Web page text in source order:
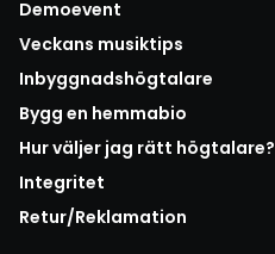
Demoevent
Veckans musiktips
Inbyggnadshögtalare
Bygg en hemmabio
Hur väljer jag rätt högtalare?
Integritet
Retur/Reklamation